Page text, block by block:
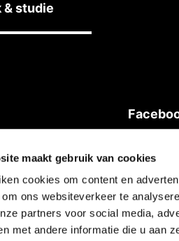
maakt gebruik van cookies
cookies om content en
om ons websiteverkeer te
partners voor social media,
met andere informatie die u aan
& studie